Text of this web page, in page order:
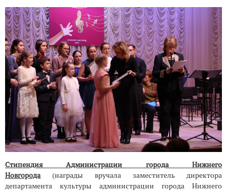
Стипендия Администрации города Нижнего
Новгорода
(награды вручала заместитель директора
департамента культуры администрации города Нижнего